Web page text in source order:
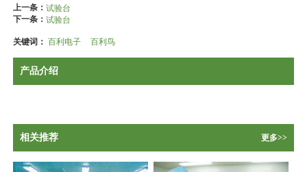
上一条：试验台
下一条：试验台
关键词：百利电子 百利鸟
产品介绍
相关推荐 更多>>